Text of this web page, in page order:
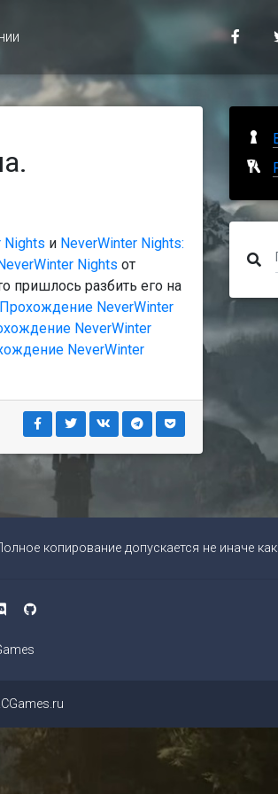
Nights и NeverWinter Nights:
Nights от
пришлось разбить его на
Прохождение NeverWinter
NeverWinter
NeverWinter
копирование допускается не иначе